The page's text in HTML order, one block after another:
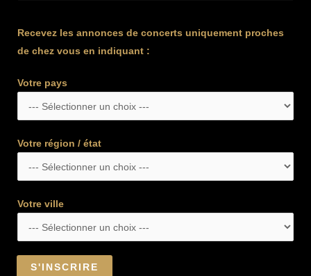
Recevez les annonces de concerts uniquement proches
de chez vous en indiquant :
Votre pays
Votre région / état
Votre ville
S'INSCRIRE